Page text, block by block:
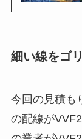
細い線をゴ
今回の見積も
の配線が